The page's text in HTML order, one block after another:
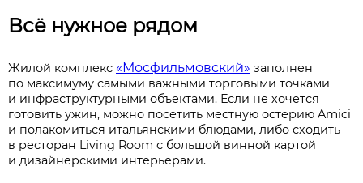
Всё нужное рядом
Жилой комплекс «Мосфильмовский» заполнен
по максимуму самыми важными торговыми точками
и инфраструктурными объектами. Если не хочется
готовить ужин, можно посетить местную остерию Amici
и полакомиться итальянскими блюдами, либо сходить
в ресторан Living Room с большой винной картой
и дизайнерскими интерьерами.